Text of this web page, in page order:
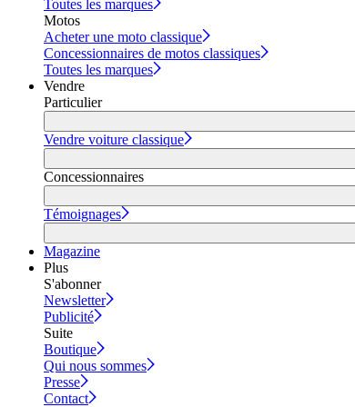
Toutes les marques
Motos
Acheter une moto classique
Concessionnaires de motos classiques
Toutes les marques
Vendre
Particulier
Vendre voiture classique
Concessionnaires
Témoignages
Magazine
Plus
S'abonner
Newsletter
Publicité
Suite
Boutique
Qui nous sommes
Presse
Contact